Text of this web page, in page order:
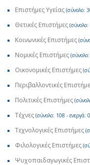
Επιστήμες Υγείας (σύνολο:
Θετικές Επιστήμες
Κοινωνικές Επιστήμες
Νομικές Επιστήμες
Οικονομικές Επιστήμες
Περιβαλλοντικές
Πολιτικές Επιστήμες
Τέχνες (σύνολο: 108 - ενεργά:
Τεχνολογικές Επιστήμες
Φιλολογικές Επιστήμες
Ψυχοπαιδαγωγικές